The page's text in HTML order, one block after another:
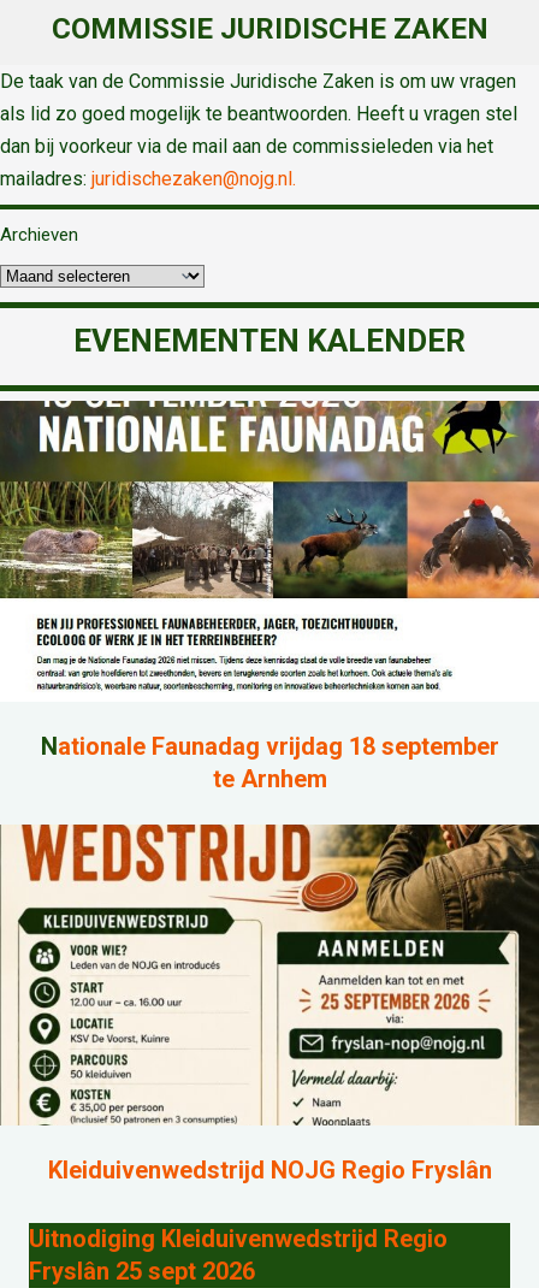
COMMISSIE JURIDISCHE ZAKEN
De taak van de Commissie Juridische Zaken is om uw vragen
als lid zo goed mogelijk te beantwoorden. Heeft u vragen stel
dan bij voorkeur via de mail aan de commissieleden via het
mailadres: juridischezaken@nojg.nl.
Archieven
EVENEMENTEN KALENDER
Nationale Faunadag vrijdag 18 september
te Arnhem
Kleiduivenwedstrijd NOJG Regio Fryslân
Uitnodiging Kleiduivenwedstrijd Regio
Fryslân 25 sept 2026